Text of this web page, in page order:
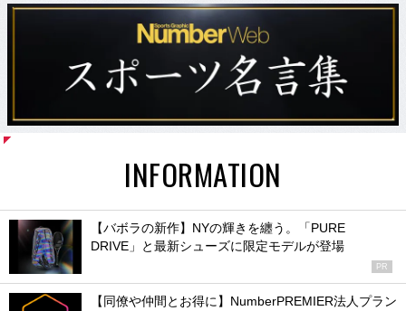
INFORMATION
【バボラの新作】NYの輝きを纏う。「PURE
DRIVE」と最新シューズに限定モデルが登場
PR
【同僚や仲間とお得に】NumberPREMIER法人プラン